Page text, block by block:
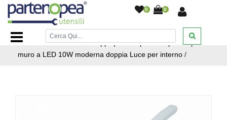
0 0
Home Page/ILLUMINAZIONE LED/APPLIQUE PER
INTERNI ED ESTERNI/Applique Lampada da parete per
muro a LED 10W moderna doppia Luce per interno /